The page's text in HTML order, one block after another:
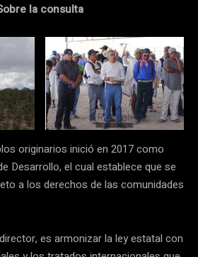
la consulta
originarios inició en 2017 como
Desarrollo, el cual establece que se
a los derechos de las comunidades
es armonizar la ley estatal con